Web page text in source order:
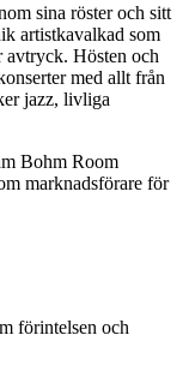
sina röster och sitt
artistkavalkad som
avtryck. Hösten och
med allt från
jazz, livliga
Bohm Room
marknadsförare för
förintelsen och